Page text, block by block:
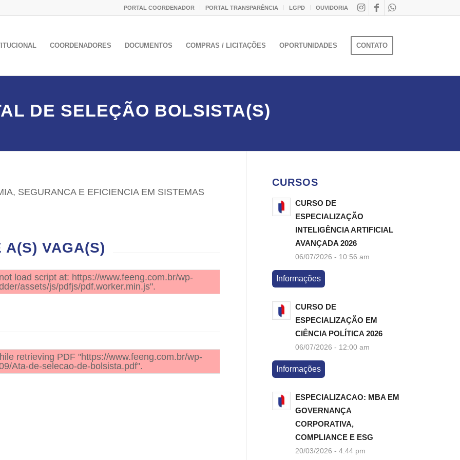
PORTAL COORDENADOR PORTAL TRANSPARÊNCIA LGPD OUVIDORIA
COORDENADORES DOCUMENTOS COMPRAS / LICITAÇÕES OPORTUNIDADES CONTATO
DE SELEÇÃO BOLSISTA(S)
SEGURANCA E EFICIENCIA EM SISTEMAS
A(S) VAGA(S)
load script at: https://www.feeng.com.br/wp-
assets/js/pdfjs/pdf.worker.min.js".
retrieving PDF "https://www.feeng.com.br/wp-
Ata-de-selecao-de-bolsista.pdf".
CURSOS
CURSO DE
ESPECIALIZAÇÃO
INTELIGÊNCIA ARTIFICIAL
AVANÇADA 2026
06/07/2026 - 10:56 am
Informações
CURSO DE
ESPECIALIZAÇÃO EM
CIÊNCIA POLÍTICA 2026
06/07/2026 - 12:00 am
Informações
ESPECIALIZACAO: MBA EM
GOVERNANÇA
CORPORATIVA,
COMPLIANCE E ESG
20/03/2026 - 4:44 pm